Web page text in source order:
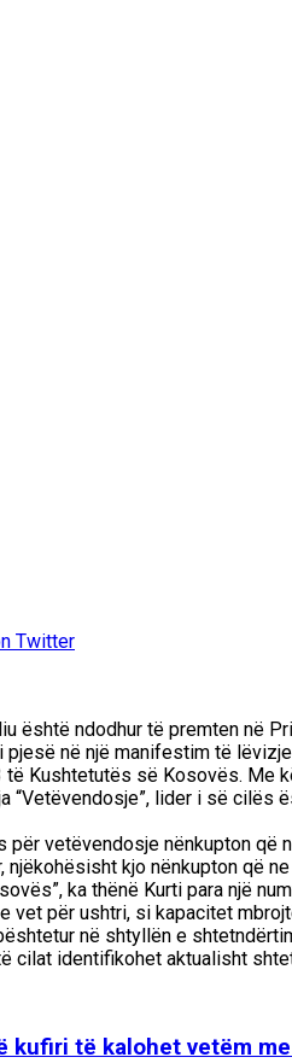
Twitter
është ndodhur të premten në
pjesë në një manifestim të
të Kushtetutës së Kosovës. Me
“Vetëvendosje”, lider i së
për vetëvendosje nënkupton
njëkohësisht kjo nënkupton që
ka thënë Kurti para një
vet për ushtri, si kapacitet
në shtyllën e
cilat identifikohet aktualisht
kufiri të kalohet vetëm